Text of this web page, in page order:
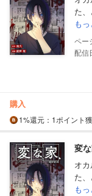
た
も
配信
購入
1%還元 ：1ポイント
変
オ
た
も